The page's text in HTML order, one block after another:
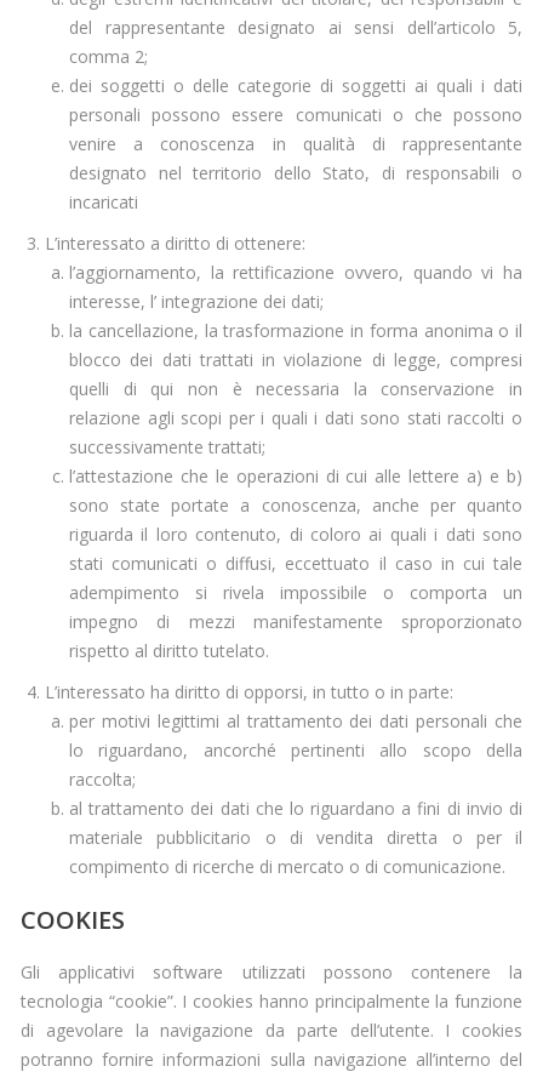
del rappresentante designato ai sensi dell’articolo 5,
comma 2;
dei soggetti o delle categorie di soggetti ai quali i dati
personali possono essere comunicati o che possono
venire a conoscenza in qualità di rappresentante
designato nel territorio dello Stato, di responsabili o
incaricati
L’interessato a diritto di ottenere:
l’aggiornamento, la rettificazione ovvero, quando vi ha
interesse, l’ integrazione dei dati;
la cancellazione, la trasformazione in forma anonima o il
blocco dei dati trattati in violazione di legge, compresi
quelli di qui non è necessaria la conservazione in
relazione agli scopi per i quali i dati sono stati raccolti o
successivamente trattati;
l’attestazione che le operazioni di cui alle lettere a) e b)
sono state portate a conoscenza, anche per quanto
riguarda il loro contenuto, di coloro ai quali i dati sono
stati comunicati o diffusi, eccettuato il caso in cui tale
adempimento si rivela impossibile o comporta un
impegno di mezzi manifestamente sproporzionato
rispetto al diritto tutelato.
L’interessato ha diritto di opporsi, in tutto o in parte:
per motivi legittimi al trattamento dei dati personali che
lo riguardano, ancorché pertinenti allo scopo della
raccolta;
al trattamento dei dati che lo riguardano a fini di invio di
materiale pubblicitario o di vendita diretta o per il
compimento di ricerche di mercato o di comunicazione.
COOKIES
Gli applicativi software utilizzati possono contenere la
tecnologia “cookie”. I cookies hanno principalmente la funzione
di agevolare la navigazione da parte dell’utente. I cookies
potranno fornire informazioni sulla navigazione all’interno del